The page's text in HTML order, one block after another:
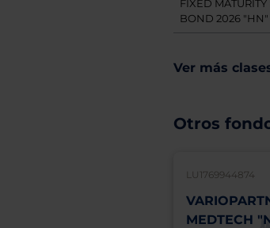
FIXED
BOND 2026 "HN"
Ver más
Otros
LU1769944874
MEDTECH